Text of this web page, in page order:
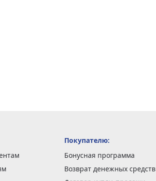
Покупателю:
Бонусная программа
Возврат денежных средств